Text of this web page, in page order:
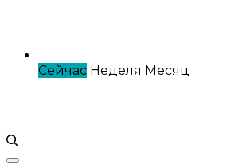
Сейчас Неделя Месяц